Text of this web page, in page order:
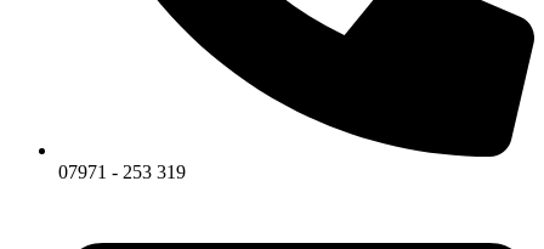
07971 - 253 319